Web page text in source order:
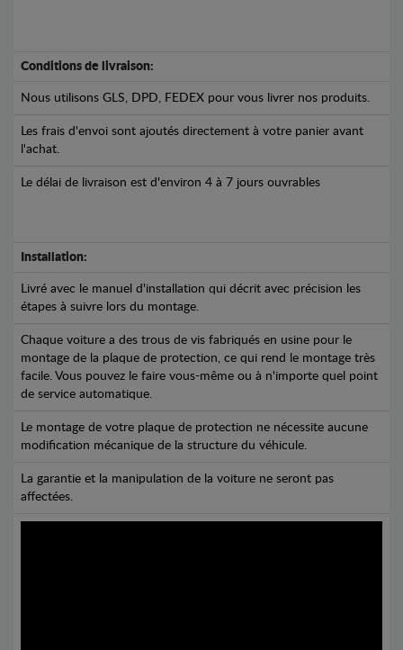
Conditions de livraison:
Nous utilisons GLS, DPD, FEDEX pour vous livrer nos produits.
Les frais d'envoi sont ajoutés directement à votre panier avant
l'achat.
Le délai de livraison est d'environ 4 à 7 jours ouvrables
Installation:
Livré avec le manuel d'installation qui décrit avec précision les
étapes à suivre lors du montage.
Chaque voiture a des trous de vis fabriqués en usine pour le
montage de la plaque de protection, ce qui rend le montage très
facile. Vous pouvez le faire vous-même ou à n'importe quel point
de service automatique.
Le montage de votre plaque de protection ne nécessite aucune
modification mécanique de la structure du véhicule.
La garantie et la manipulation de la voiture ne seront pas
affectées.